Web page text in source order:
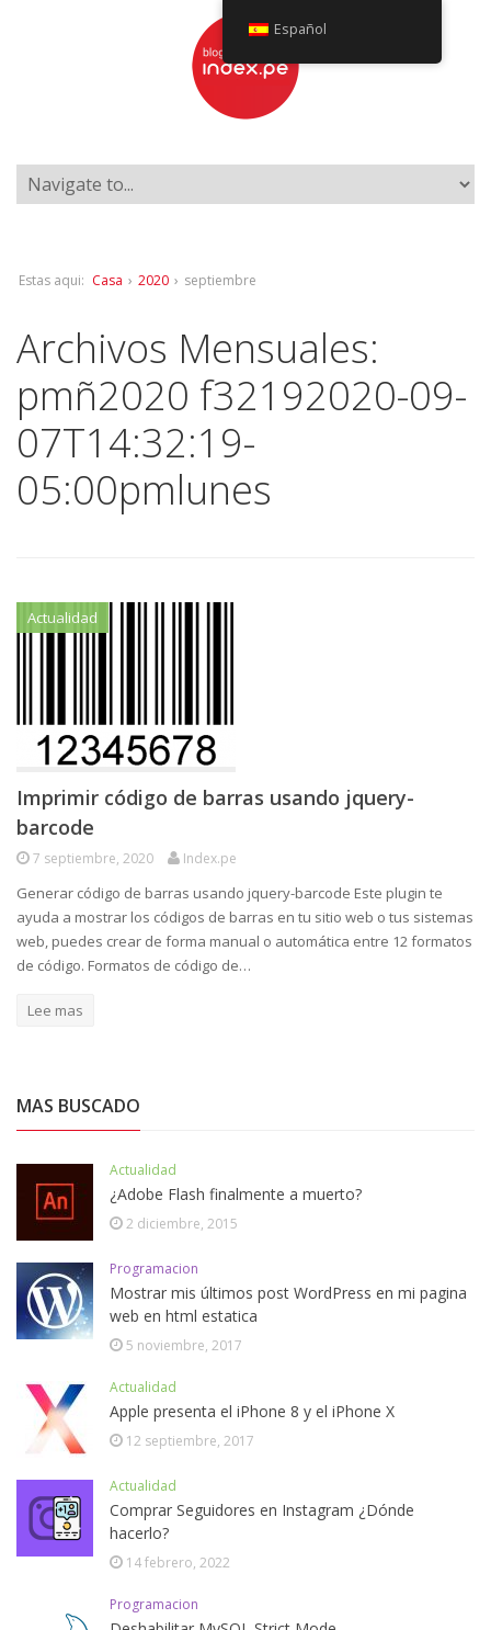
Estas aqui: Casa › 2020 › septiembre
Archivos Mensuales:
pmñ2020 f32192020-09-
07T14:32:19-
05:00pmlunes
Actualidad
Imprimir código de barras usando jquery-
barcode
7 septiembre, 2020 Index.pe
Generar código de barras usando jquery-barcode Este plugin te
ayuda a mostrar los códigos de barras en tu sitio web o tus sistemas
web, puedes crear de forma manual o automática entre 12 formatos
de código. Formatos de código de…
Lee mas
MAS BUSCADO
Actualidad
¿Adobe Flash finalmente a muerto?
2 diciembre, 2015
Programacion
Mostrar mis últimos post WordPress en mi pagina
web en html estatica
5 noviembre, 2017
Actualidad
Apple presenta el iPhone 8 y el iPhone X
12 septiembre, 2017
Actualidad
Comprar Seguidores en Instagram ¿Dónde
hacerlo?
14 febrero, 2022
Programacion
Español